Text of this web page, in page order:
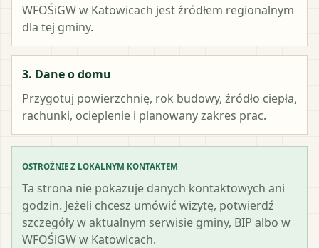
WFOŚiGW w Katowicach jest źródłem regionalnym
dla tej gminy.
3. Dane o domu
Przygotuj powierzchnię, rok budowy, źródło ciepła,
rachunki, ocieplenie i planowany zakres prac.
OSTROŻNIE Z LOKALNYM KONTAKTEM
Ta strona nie pokazuje danych kontaktowych ani
godzin. Jeżeli chcesz umówić wizytę, potwierdź
szczegóły w aktualnym serwisie gminy, BIP albo w
WFOŚiGW w Katowicach.